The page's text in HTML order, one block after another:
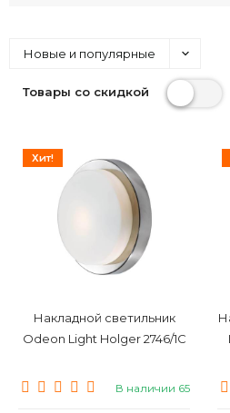
Новые и популярные
Товары со скидкой
Хит!
Накладной светильник
Odeon Light Holger 2746/1C
В наличии 65